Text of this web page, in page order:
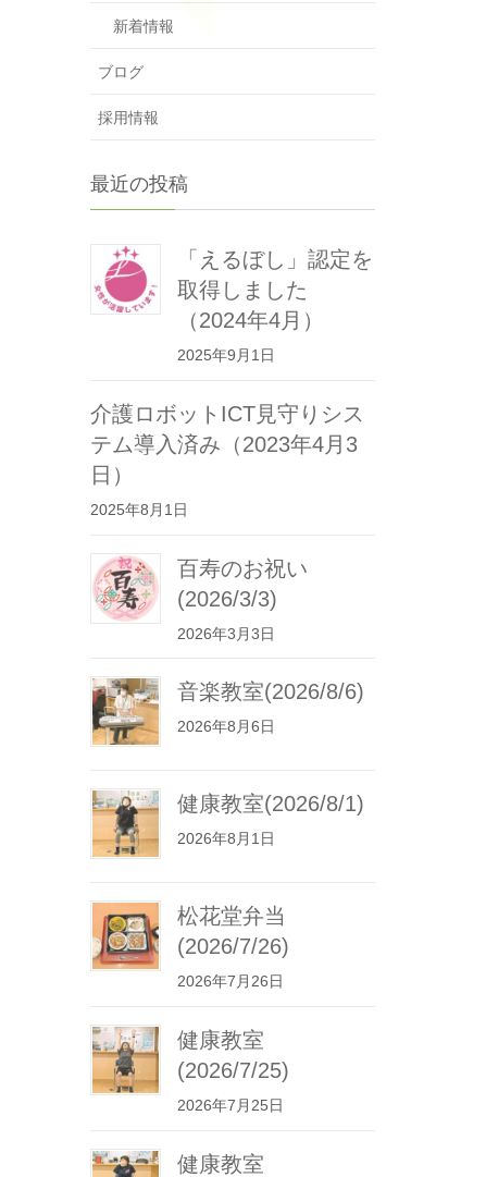
新着情報
ブログ
採用情報
最近の投稿
「えるぼし」認定を
取得しました
（2024年4月）
2025年9月1日
介護ロボットICT見守りシス
テム導入済み（2023年4月3
日）
2025年8月1日
百寿のお祝い
(2026/3/3)
2026年3月3日
音楽教室(2026/8/6)
2026年8月6日
健康教室(2026/8/1)
2026年8月1日
松花堂弁当
(2026/7/26)
2026年7月26日
健康教室
(2026/7/25)
2026年7月25日
健康教室